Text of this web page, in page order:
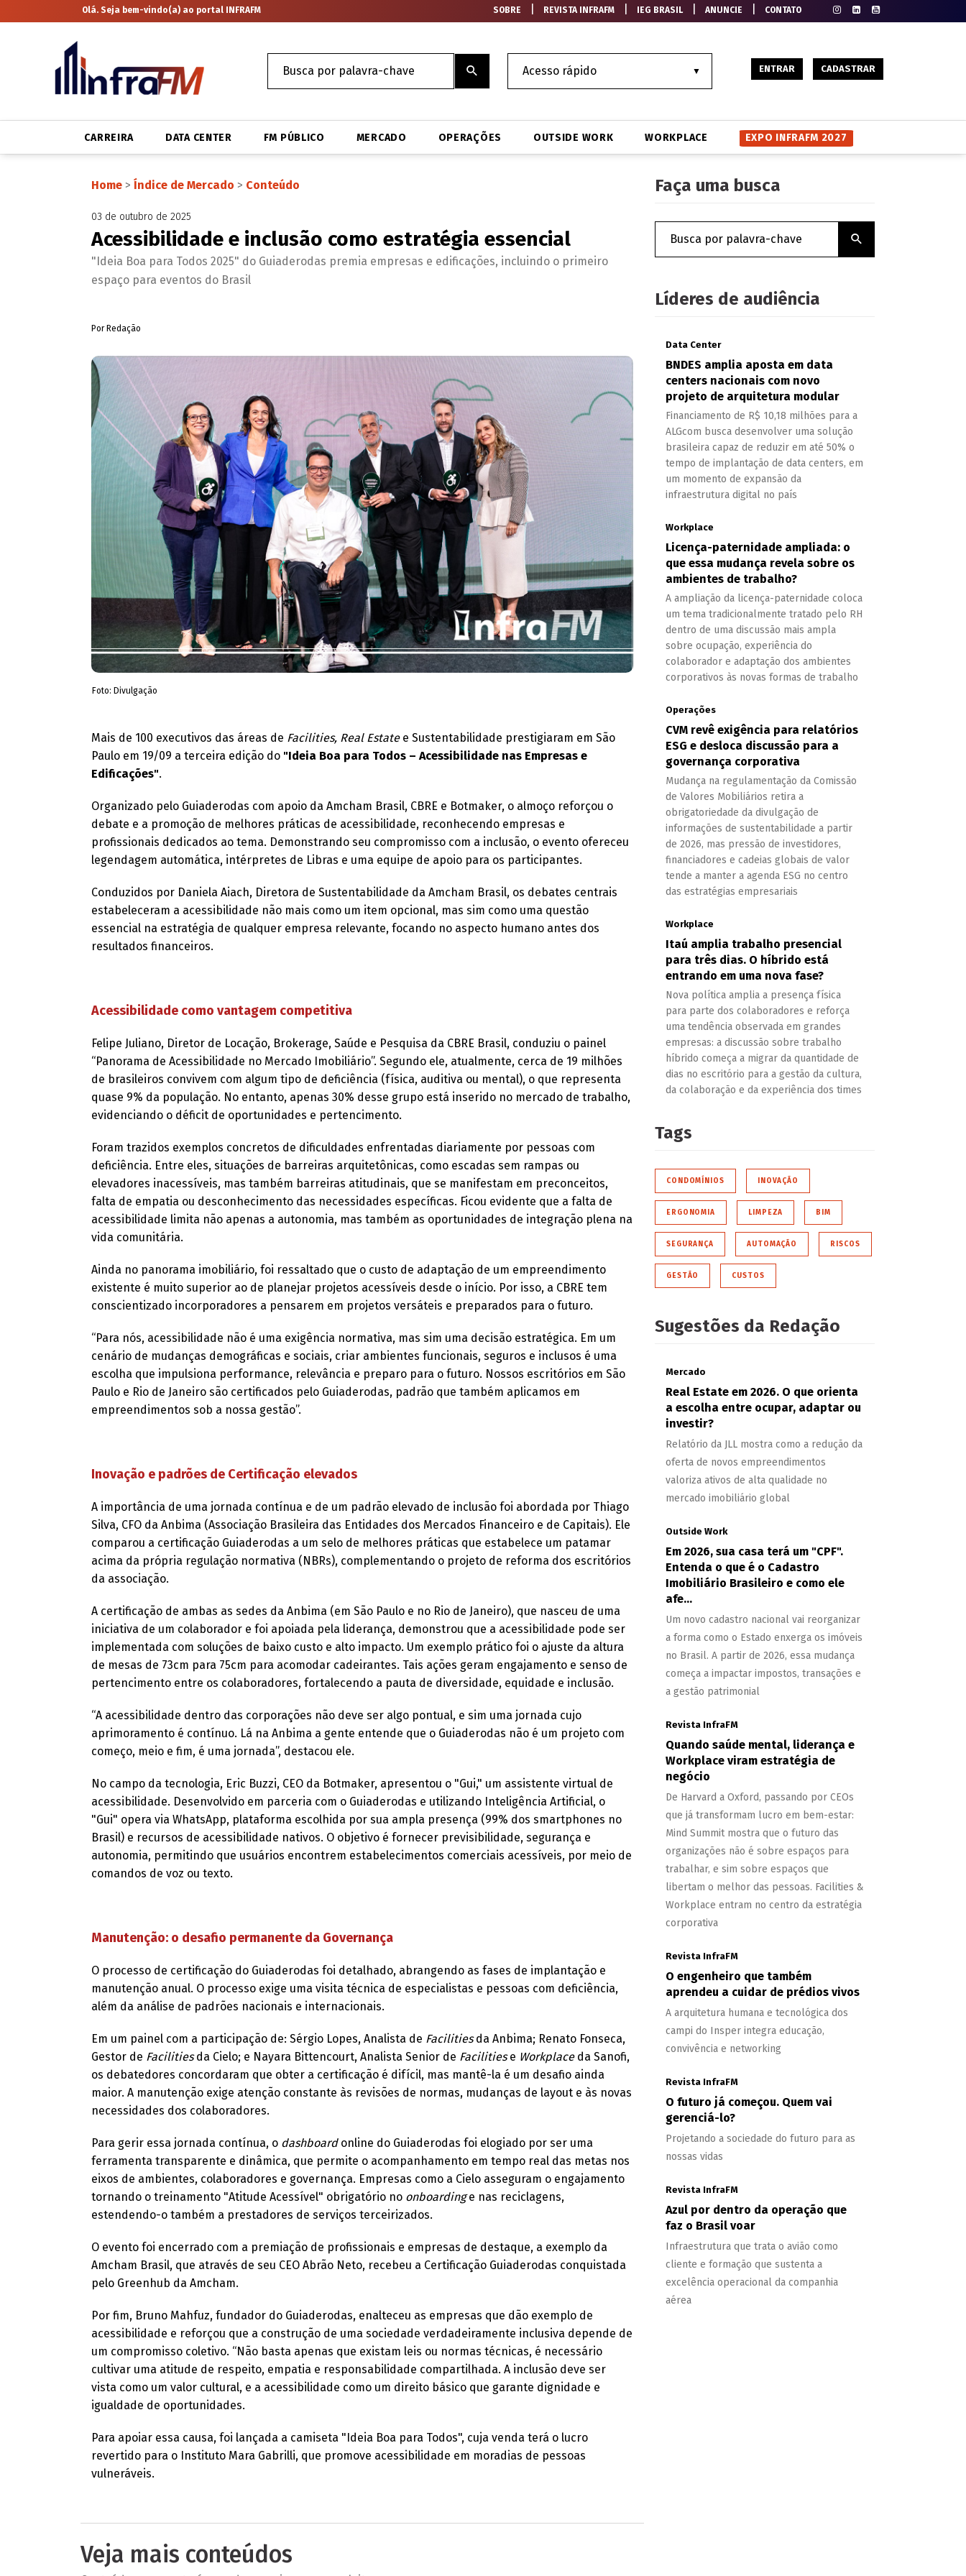
Olá. Seja bem-vindo(a) ao portal INFRAFM SOBRE REVISTA INFRAFM IEG BRASIL|ANUNCIE CONTATO
ENTRAR CADASTRAR
CARREIRA DATA CENTER FM PÚBLICO MERCADO OPERAÇÕES OUTSIDE WORK WORKPLACE EXPO INFRAFM 2027
Home> Índice de Mercado > Conteúdo
03 de outubro de 2025
Acessibilidade e inclusão como estratégia essencial
"Ideia Boa para Todos 2025" do Guiaderodas premia empresas e edificações, incluindo o primeiro
espaço para eventos do Brasil
Por Redação
Foto: Divulgação
​Mais de 100 executivos das áreas de Facilities, Real Estatee Sustentabilidade prestigiaram em São
Paulo em 19/09 a terceira edição do "Ideia Boa para Todos – Acessibilidade nas Empresas e
Edificações".
Organizado pelo Guiaderodas com apoio da Amcham Brasil, CBRE e Botmaker, o almoço reforçou o
debate e a promoção de melhores práticas de acessibilidade, reconhecendo empresas e
profissionais dedicados ao tema. Demonstrando seu compromisso com a inclusão, o evento ofereceu
legendagem automática, intérpretes de Libras e uma equipe de apoio para os participantes.
Conduzidos por Daniela Aiach, Diretora de Sustentabilidade da Amcham Brasil, os debates centrais
estabeleceram a acessibilidade não mais como um item opcional, mas sim como uma questão
essencial na estratégia de qualquer empresa relevante, focando no aspecto humano antes dos
resultados financeiros.
Acessibilidade como vantagem competitiva
Felipe Juliano, Diretor de Locação, Brokerage, Saúde e Pesquisa da CBRE Brasil, conduziu o painel
“Panorama de Acessibilidade no Mercado Imobiliário”. Segundo ele, atualmente, cerca de 19 milhões
de brasileiros convivem com algum tipo de deficiência (física, auditiva ou mental), o que representa
quase 9% da população. No entanto, apenas 30% desse grupo está inserido no mercado de trabalho,
evidenciando o déficit de oportunidades e pertencimento.
Foram trazidos exemplos concretos de dificuldades enfrentadas diariamente por pessoas com
deficiência. Entre eles, situações de barreiras arquitetônicas, como escadas sem rampas ou
elevadores inacessíveis, mas também barreiras atitudinais, que se manifestam em preconceitos,
falta de empatia ou desconhecimento das necessidades específicas. Ficou evidente que a falta de
acessibilidade limita não apenas a autonomia, mas também as oportunidades de integração plena na
vida comunitária.
Ainda no panorama imobiliário, foi ressaltado que o custo de adaptação de um empreendimento
existente é muito superior ao de planejar projetos acessíveis desde o início. Por isso, a CBRE tem
conscientizado incorporadores a pensarem em projetos versáteis e preparados para o futuro.
“Para nós, acessibilidade não é uma exigência normativa, mas sim uma decisão estratégica. Em um
cenário de mudanças demográficas e sociais, criar ambientes funcionais, seguros e inclusos é uma
escolha que impulsiona performance, relevância e preparo para o futuro. Nossos escritórios em São
Paulo e Rio de Janeiro são certificados pelo Guiaderodas, padrão que também aplicamos em
empreendimentos sob a nossa gestão”.
Inovação e padrões de Certificação elevados
A importância de uma jornada contínua e de um padrão elevado de inclusão foi abordada por Thiago
Silva, CFO da Anbima (Associação Brasileira das Entidades dos Mercados Financeiro e de Capitais). Ele
comparou a certificação Guiaderodas a um selo de melhores práticas que estabelece um patamar
acima da própria regulação normativa (NBRs), complementando o projeto de reforma dos escritórios
da associação.
A certificação de ambas as sedes da Anbima (em São Paulo e no Rio de Janeiro), que nasceu de uma
iniciativa de um colaborador e foi apoiada pela liderança, demonstrou que a acessibilidade pode ser
implementada com soluções de baixo custo e alto impacto. Um exemplo prático foi o ajuste da altura
de mesas de 73cm para 75cm para acomodar cadeirantes. Tais ações geram engajamento e senso de
pertencimento entre os colaboradores, fortalecendo a pauta de diversidade, equidade e inclusão.
“A acessibilidade dentro das corporações não deve ser algo pontual, e sim uma jornada cujo
aprimoramento é contínuo. Lá na Anbima a gente entende que o Guiaderodas não é um projeto com
começo, meio e fim, é uma jornada”, destacou ele.
No campo da tecnologia, Eric Buzzi, CEO da Botmaker, apresentou o "Gui," um assistente virtual de
acessibilidade. Desenvolvido em parceria com o Guiaderodas e utilizando Inteligência Artificial, o
"Gui" opera via WhatsApp, plataforma escolhida por sua ampla presença (99% dos smartphones no
Brasil) e recursos de acessibilidade nativos. O objetivo é fornecer previsibilidade, segurança e
autonomia, permitindo que usuários encontrem estabelecimentos comerciais acessíveis, por meio de
comandos de voz ou texto.
Manutenção: o desafio permanente da Governança
O processo de certificação do Guiaderodas foi detalhado, abrangendo as fases de implantação e
manutenção anual. O processo exige uma visita técnica de especialistas e pessoas com deficiência,
além da análise de padrões nacionais e internacionais.
Em um painel com a participação de: Sérgio Lopes, Analista de Facilitiesda Anbima; Renato Fonseca,
Gestor de Facilitiesda Cielo; e Nayara Bittencourt, Analista Senior de Facilitiese Workplace da Sanofi,
os debatedores concordaram que obter a certificação é difícil, mas mantê-la é um desafio ainda
maior. A manutenção exige atenção constante às revisões de normas, mudanças de layout e às novas
necessidades dos colaboradores.
Para gerir essa jornada contínua, o dashboardonline do Guiaderodas foi elogiado por ser uma
ferramenta transparente e dinâmica, que permite o acompanhamento em tempo real das metas nos
eixos de ambientes, colaboradores e governança. Empresas como a Cielo asseguram o engajamento
tornando o treinamento "Atitude Acessível" obrigatório no onboardinge nas reciclagens,
estendendo-o também a prestadores de serviços terceirizados.
O evento foi encerrado com a premiação de profissionais e empresas de destaque, a exemplo da
Amcham Brasil, que através de seu CEO Abrão Neto, recebeu a Certificação Guiaderodas conquistada
pelo Greenhub da Amcham.
Por fim, Bruno Mahfuz, fundador do Guiaderodas, enalteceu as empresas que dão exemplo de
acessibilidade e reforçou que a construção de uma sociedade verdadeiramente inclusiva depende de
um compromisso coletivo. “Não basta apenas que existam leis ou normas técnicas, é necessário
cultivar uma atitude de respeito, empatia e responsabilidade compartilhada. A inclusão deve ser
vista como um valor cultural, e a acessibilidade como um direito básico que garante dignidade e
igualdade de oportunidades.
Para apoiar essa causa, foi lançada a camiseta "Ideia Boa para Todos", cuja venda terá o lucro
revertido para o Instituto Mara Gabrilli, que promove acessibilidade em moradias de pessoas
vulneráveis.
Veja mais conteúdos
Faça uma busca
Líderes de audiência
Data Center
BNDES amplia aposta em data
centers nacionais com novo
projeto de arquitetura modular
Financiamento de R$ 10,18 milhões para a
ALGcom busca desenvolver uma solução
brasileira capaz de reduzir em até 50% o
tempo de implantação de data centers, em
um momento de expansão da
infraestrutura digital no país
Workplace
Licença-paternidade ampliada: o
que essa mudança revela sobre os
ambientes de trabalho?
A ampliação da licença-paternidade coloca
um tema tradicionalmente tratado pelo RH
dentro de uma discussão mais ampla
sobre ocupação, experiência do
colaborador e adaptação dos ambientes
corporativos às novas formas de trabalho
Operações
CVM revê exigência para relatórios
ESG e desloca discussão para a
governança corporativa
Mudança na regulamentação da Comissão
de Valores Mobiliários retira a
obrigatoriedade da divulgação de
informações de sustentabilidade a partir
de 2026, mas pressão de investidores,
financiadores e cadeias globais de valor
tende a manter a agenda ESG no centro
das estratégias empresariais
Workplace
Itaú amplia trabalho presencial
para três dias. O híbrido está
entrando em uma nova fase?
Nova política amplia a presença física
para parte dos colaboradores e reforça
uma tendência observada em grandes
empresas: a discussão sobre trabalho
híbrido começa a migrar da quantidade de
dias no escritório para a gestão da cultura,
da colaboração e da experiência dos times
Tags
CONDOMÍNIOS INOVAÇÃO
ERGONOMIA LIMPEZA BIM
SEGURANÇA AUTOMAÇÃO RISCOS
GESTÃO CUSTOS
Sugestões da Redação
Mercado
Real Estate em 2026. O que orienta
a escolha entre ocupar, adaptar ou
investir?
Relatório da JLL mostra como a redução da
oferta de novos empreendimentos
valoriza ativos de alta qualidade no
mercado imobiliário global
Outside Work
Em 2026, sua casa terá um "CPF".
Entenda o que é o Cadastro
Imobiliário Brasileiro e como ele
afe...
Um novo cadastro nacional vai reorganizar
a forma como o Estado enxerga os imóveis
no Brasil. A partir de 2026, essa mudança
começa a impactar impostos, transações e
a gestão patrimonial
Revista InfraFM
Quando saúde mental, liderança e
Workplace viram estratégia de
negócio
De Harvard a Oxford, passando por CEOs
que já transformam lucro em bem-estar:
Mind Summit mostra que o futuro das
organizações não é sobre espaços para
trabalhar, e sim sobre espaços que
libertam o melhor das pessoas. Facilities &
Workplace entram no centro da estratégia
corporativa
Revista InfraFM
O engenheiro que também
aprendeu a cuidar de prédios vivos
A arquitetura humana e tecnológica dos
campi do Insper integra educação,
convivência e networking
Revista InfraFM
O futuro já começou. Quem vai
gerenciá-lo?
Projetando a sociedade do futuro para as
nossas vidas
Revista InfraFM
Azul por dentro da operação que
faz o Brasil voar
Infraestrutura que trata o avião como
cliente e formação que sustenta a
excelência operacional da companhia
aérea